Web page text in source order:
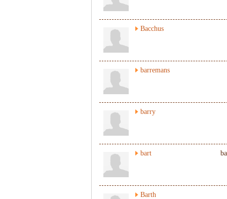
Bacchus
barremans
barry
bart
Barth